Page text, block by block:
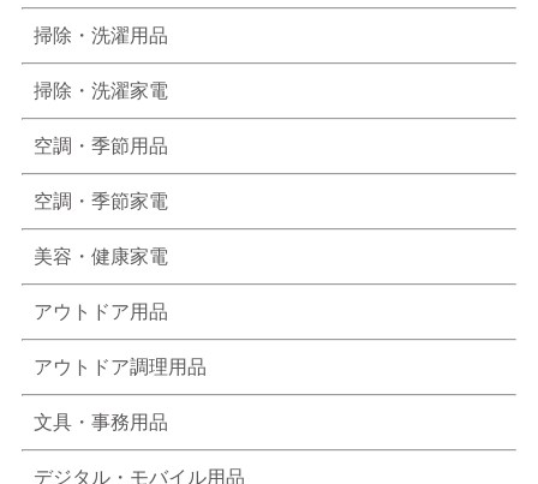
掃除・洗濯用品
掃除・洗濯家電
空調・季節用品
空調・季節家電
美容・健康家電
アウトドア用品
アウトドア調理用品
文具・事務用品
デジタル・モバイル用品